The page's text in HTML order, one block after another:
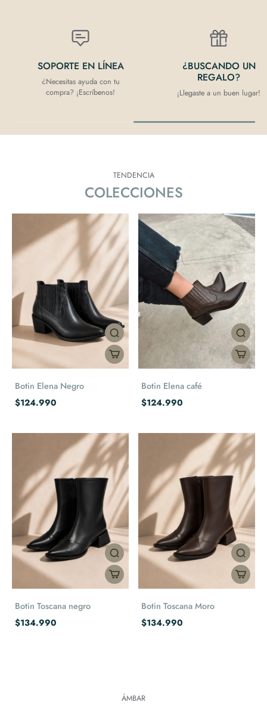
SOPORTE EN LÍNEA
¿Necesitas ayuda con tu
compra? ¡Escríbenos!
¿BUSCANDO UN
REGALO?
¡Llegaste a un buen lugar!
TENDENCIA
COLECCIONES
Botin Elena Negro
$124.990
Botin Elena café
$124.990
Botin Toscana negro
$134.990
Botin Toscana Moro
$134.990
ÁMBAR